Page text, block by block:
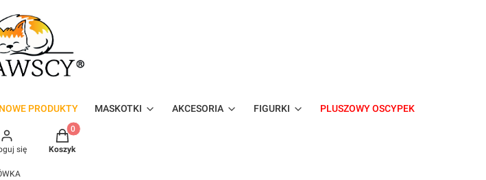
NOWE PRODUKTY MASKOTKI AKCESORIA FIGURKI PLUSZOWY OSCYPEK
się
Produkty w koszyku: 0. Zobacz szczegóły
Koszyk